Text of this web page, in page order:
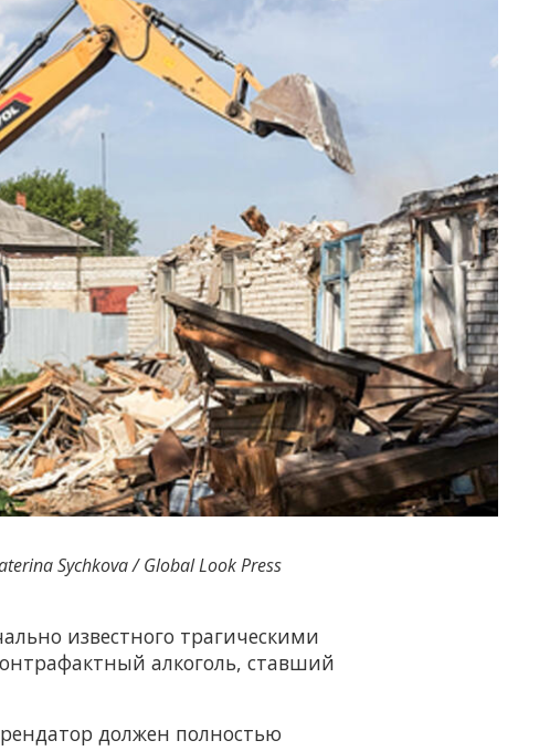
Sychkova / Global Look Press
известного трагическими
алкоголь, ставший
должен полностью